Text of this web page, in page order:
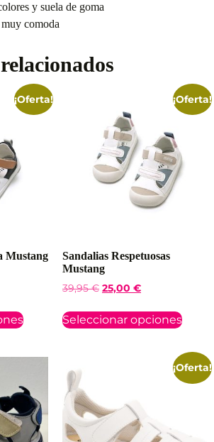
y suela de goma
comoda
¡Oferta!
Mustang
¡Oferta!
Sandalias Respetuosas
Mustang
39,95€ 25,00 €
Seleccionar opciones
¡Oferta!